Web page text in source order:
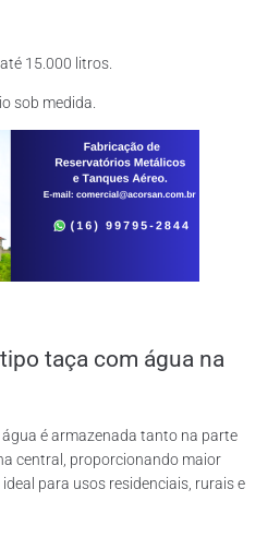
15.000 litros.
sob medida.
taça com água na
água é armazenada tanto na parte
central, proporcionando maior
para usos residenciais, rurais e